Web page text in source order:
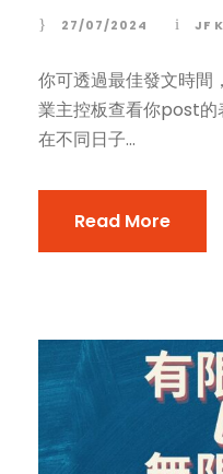
27/07/2024 JF
你可透過最佳發文時間
業主控板查看你post的
在不同日子...
Read More